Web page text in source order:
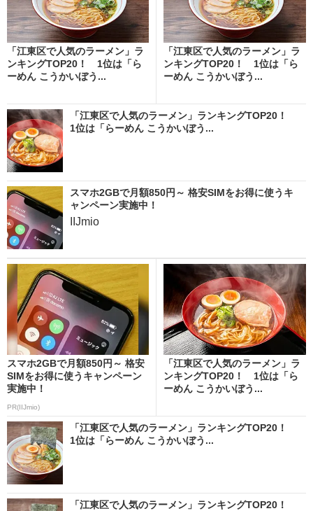
「江東区で人気のラーメン」ラ
ンキングTOP20！ 1位は「ら
ーめん こうかいぼう...
「江東区で人気のラーメン」ラ
ンキングTOP20！ 1位は「ら
ーめん こうかいぼう...
「江東区で人気のラーメン」ランキングTOP20！
1位は「らーめん こうかいぼう...
スマホ2GBで月額850円～ 格安SIMをお得に使うキ
ャンペーン実施中！
IIJmio
スマホ2GBで月額850円～ 格安
SIMをお得に使うキャンペーン
実施中！
PR(IIJmio)
「江東区で人気のラーメン」ラ
ンキングTOP20！ 1位は「ら
ーめん こうかいぼう...
「江東区で人気のラーメン」ランキングTOP20！
1位は「らーめん こうかいぼう...
「江東区で人気のラーメン」ランキングTOP20！